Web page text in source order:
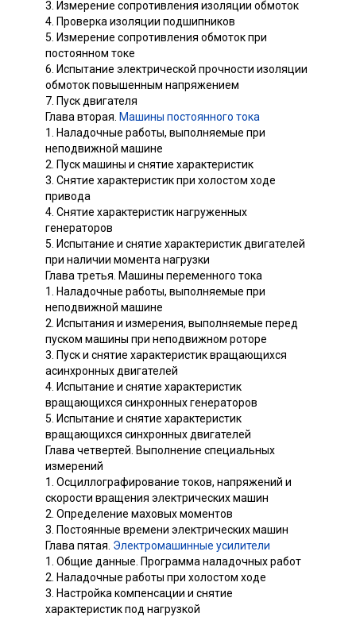
3. Измерение сопротивления изоляции обмоток
4. Проверка изоляции подшипников
5. Измерение сопротивления обмоток при
постоянном токе
6. Испытание электрической прочности изоляции
обмоток повышенным напряжением
7. Пуск двигателя
Глава вторая. Машины постоянного тока
1. Наладочные работы, выполняемые при
неподвижной машине
2. Пуск машины и снятие характеристик
3. Снятие характеристик при холостом ходе
привода
4. Снятие характеристик нагруженных
генераторов
5. Испытание и снятие характеристик двигателей
при наличии момента нагрузки
Глава третья. Машины переменного тока
1. Наладочные работы, выполняемые при
неподвижной машине
2. Испытания и измерения, выполняемые перед
пуском машины при неподвижном роторе
3. Пуск и снятие характеристик вращающихся
асинхронных двигателей
4. Испытание и снятие характеристик
вращающихся синхронных генераторов
5. Испытание и снятие характеристик
вращающихся синхронных двигателей
Глава четвертей. Выполнение специальных
измерений
1. Осциллографирование токов, напряжений и
скорости вращения электрических машин
2. Определение маховых моментов
3. Постоянные времени электрических машин
Глава пятая. Электромашинные усилители
1. Общие данные. Программа наладочных работ
2. Наладочные работы при холостом ходе
3. Настройка компенсации и снятие
характеристик под нагрузкой